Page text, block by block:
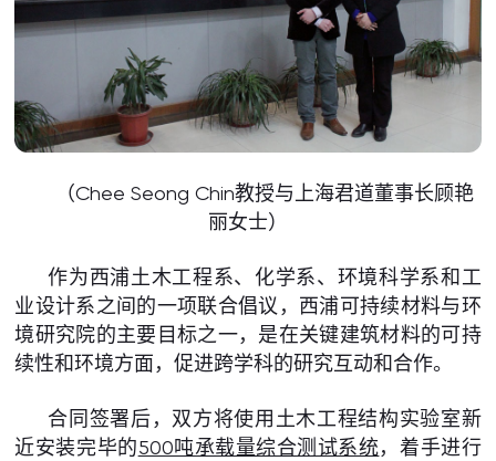
（Chee Seong Chin教授与上海君道董事长顾艳
丽女士）
作为西浦土木工程系、化学系、环境科学系和工
业设计系之间的一项联合倡议，西浦可持续材料与环
境研究院的主要目标之一，是在关键建筑材料的可持
续性和环境方面，促进跨学科的研究互动和合作。
合同签署后，双方将使用土木工程结构实验室新
近安装完毕的500吨承载量综合测试系统，着手进行